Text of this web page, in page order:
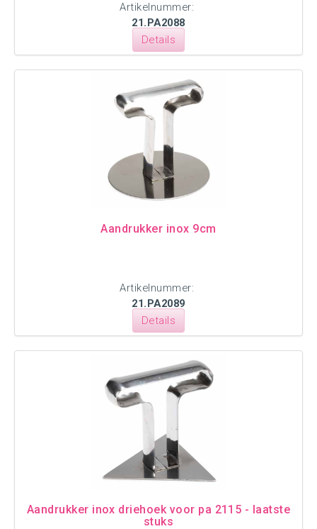
Artikelnummer:
21.PA2088
Details
Aandrukker inox 9cm
Artikelnummer:
21.PA2089
Details
Aandrukker inox driehoek voor pa 2115 - laatste
stuks